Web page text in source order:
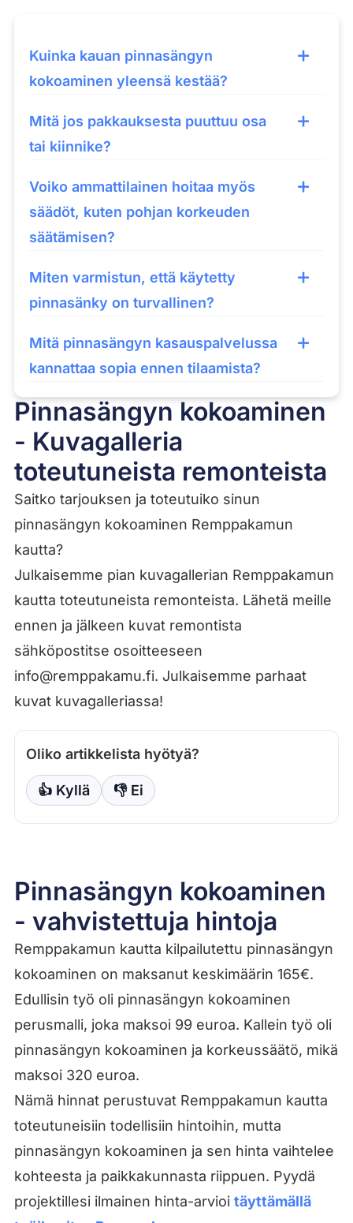
Kuinka kauan pinnasängyn
kokoaminen yleensä kestää?
Mitä jos pakkauksesta puuttuu osa
tai kiinnike?
Voiko ammattilainen hoitaa myös
säädöt, kuten pohjan korkeuden
säätämisen?
Miten varmistun, että käytetty
pinnasänky on turvallinen?
Mitä pinnasängyn kasauspalvelussa
kannattaa sopia ennen tilaamista?
Pinnasängyn kokoaminen
- Kuvagalleria
toteutuneista remonteista
Saitko tarjouksen ja toteutuiko sinun
pinnasängyn kokoaminen Remppakamun
kautta?
Julkaisemme pian kuvagallerian Remppakamun
kautta toteutuneista remonteista. Lähetä meille
ennen ja jälkeen kuvat remontista
sähköpostitse osoitteeseen
info@remppakamu.fi. Julkaisemme parhaat
kuvat kuvagalleriassa!
Oliko artikkelista hyötyä?
👍 Kyllä 👎 Ei
Pinnasängyn kokoaminen
- vahvistettuja hintoja
Remppakamun kautta kilpailutettu pinnasängyn
kokoaminen on maksanut keskimäärin 165€.
Edullisin työ oli pinnasängyn kokoaminen
perusmalli, joka maksoi 99 euroa. Kallein työ oli
pinnasängyn kokoaminen ja korkeussäätö, mikä
maksoi 320 euroa.
Nämä hinnat perustuvat Remppakamun kautta
toteutuneisiin todellisiin hintoihin, mutta
pinnasängyn kokoaminen ja sen hinta vaihtelee
kohteesta ja paikkakunnasta riippuen. Pyydä
projektillesi ilmainen hinta-arvioi täyttämällä